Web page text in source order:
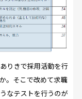
りきで採用活動を行
。そこで改めて求職
なテストを行うのが